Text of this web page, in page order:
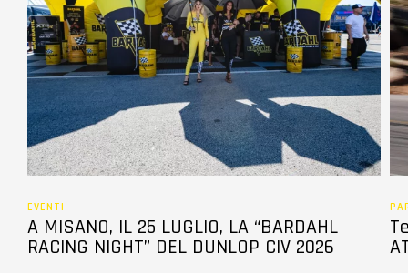
EVENTI
A MISANO, IL 25 LUGLIO, LA “BARDAHL
RACING NIGHT” DEL DUNLOP CIV 2026